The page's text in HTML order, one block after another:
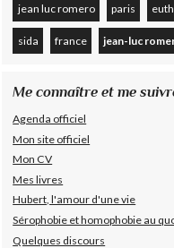
jean luc romero paris
sida france jean-luc
Me connaître et me
Agenda officiel
Mon site officiel
Mon CV
Mes livres
Hubert, l'amour d'une vie
Sérophobie et homophobie au
Quelques discours